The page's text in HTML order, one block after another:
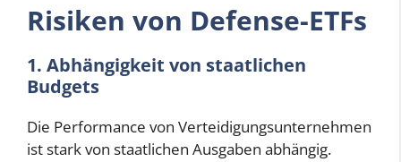
Risiken von Defense-ETFs
1. Abhängigkeit von staatlichen
Budgets
Die Performance von Verteidigungsunternehmen
ist stark von staatlichen Ausgaben abhängig.